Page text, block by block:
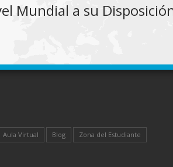
Mundial a su
Aula Virtual Blog Zona del Estudiante